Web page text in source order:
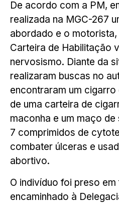
De acordo com a PM,
realizada na MGC-267
abordado e o
Carteira de Habilitação
nervosismo. Diante da
realizaram buscas no
encontraram um
de uma carteira de
maconha e um maço
7 comprimidos de
combater úlceras e
abortivo.
O indivíduo foi preso
encaminhado à